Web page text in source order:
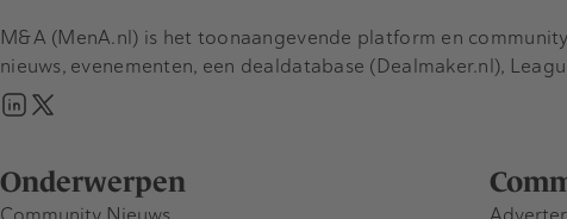
Onderwerpen
M&A (MenA.nl) is het toonaangevende platform en
nieuws, evenementen, een dealdatabase (Dealmaker.nl),